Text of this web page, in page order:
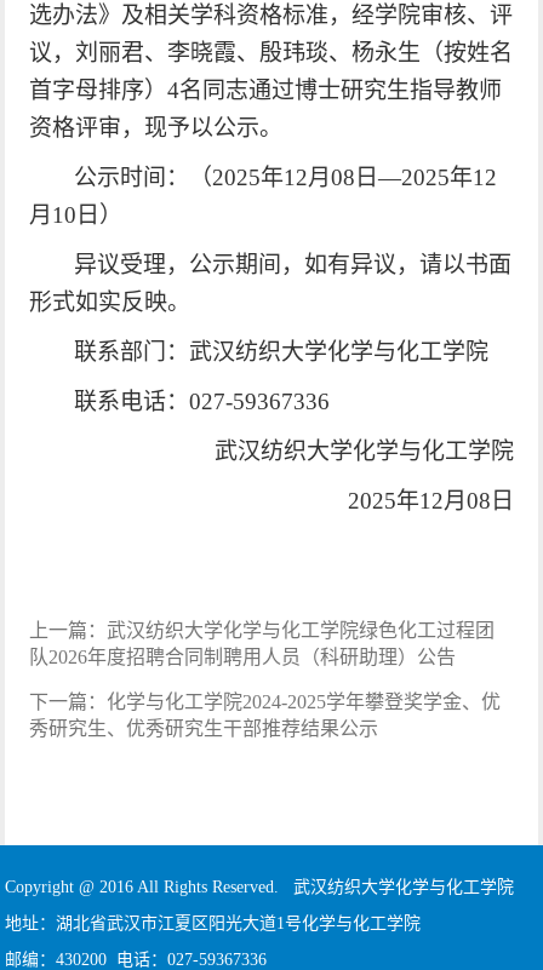
选办法》及相关学科资格标准，经学院审核、评
议，刘丽君、李晓霞、殷玮琰、杨永生（按姓名
首字母排序）4名同志通过博士研究生指导教师
资格评审，现予以公示。
公示时间 ： （2025年12月08 日—2025年12
月 10 日）
异议受理， 公示期间，如有异议，请以书面
形式如实反映。
联系部门：武汉纺织大学化学与化工学院
联系电话：027-59367336
武汉纺织大学化学与化工学院
2025年12月 08 日
上一篇： 武汉纺织大学化学与化工学院绿色化工过程团
队2026年度招聘合同制聘用人员（科研助理）公告
下一篇： 化学与化工学院2024-2025学年攀登奖学金、优
秀研究生、优秀研究生干部推荐结果公示
Copyright @ 2016 All Rights Reserved. 武汉纺织大学化学与化工学院
地址：湖北省武汉市江夏区阳光大道1号化学与化工学院
邮编：430200 电话：027-59367336